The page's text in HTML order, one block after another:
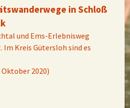
in Schloß
und Ems-Erlebnisweg
Im Kreis Gütersloh sind es
2020)